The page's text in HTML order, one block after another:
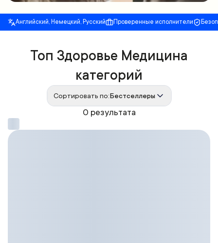
Английский, Немецкий, Русский Проверенные исполнители
0 результата
Топ Здоровье Медицина
категорий
Сортировать по:Бестселлеры